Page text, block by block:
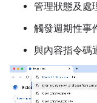
管理狀態及處
觸發週期性事
與內容指令碼